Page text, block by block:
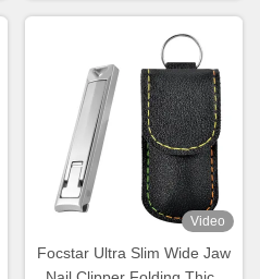
Video
Focstar Ultra Slim Wide Jaw